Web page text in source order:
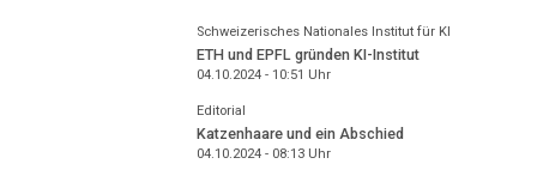
Schweizerisches Nationales Institut für KI
ETH und EPFL gründen KI-Institut
04.10.2024 - 10:51 Uhr
Editorial
Katzenhaare und ein Abschied
04.10.2024 - 08:13Uhr